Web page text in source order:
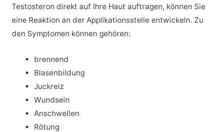
Testosteron direkt auf Ihre Haut auftragen, können Sie
eine Reaktion an der Applikationsstelle entwickeln. Zu
den Symptomen können gehören:
brennend
Blasenbildung
Juckreiz
Wundsein
Anschwellen
Rötung